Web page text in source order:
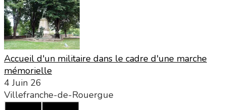
Accueil d'un militaire dans le cadre d'une marche
mémorielle
4 Juin 26
Villefranche-de-Rouergue